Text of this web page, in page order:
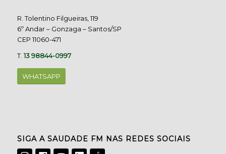
R. Tolentino Filgueiras, 119
6º Andar – Gonzaga – Santos/SP
CEP 11060-471
T.13 98844-0997
WHATSAPP
SIGA A SAUDADE FM NAS REDES SOCIAIS